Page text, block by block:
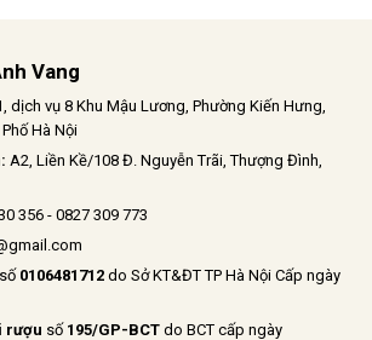
Vang
dịch vụ 8 Khu Mậu Lương, Phường Kiến Hưng,
Hà Nội
A2, Liền Kề/108 Đ. Nguyễn Trãi, Thượng Đình,
356 - 0827 309 773
số 0106481712 do Sở KT&ĐT TP Hà Nội Cấp ngày
rượu số 195/GP-BCT do BCT cấp ngày